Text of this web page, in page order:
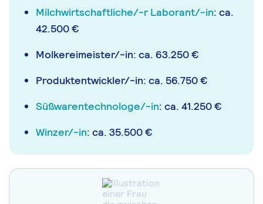
Milchwirtschaftliche/-r Laborant/-in: ca.
42.500 €
Molkereimeister/-in: ca. 63.250 €
Produktentwickler/-in: ca. 56.750 €
Süßwarentechnologe/-in: ca. 41.250 €
Winzer/-in: ca. 35.500 €